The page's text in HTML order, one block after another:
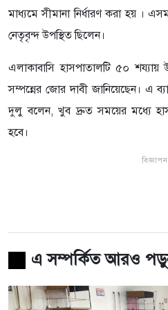
মাধ্যমে সীমানা নির্ধারণ করা হয় ।
নেতৃবৃন্দ উপস্থিত ছিলেন।
এলাকাবাসি হাসপাতালটি ৫০ শয্যায়
সম্পন্নের জোর দাবী জানিয়েছেন। এ
দুলু বলেন, খুব দ্রুত সময়ের মধ্যে
হবে।
বিজ্ঞাপন
এ সম্পর্কিত আরও